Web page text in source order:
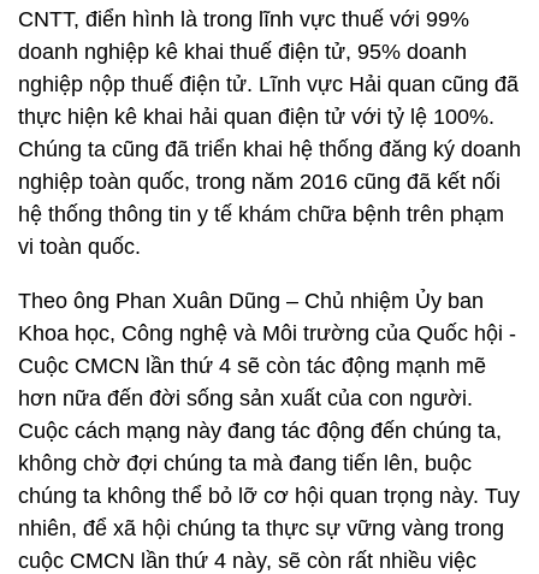
CNTT, điển hình là trong lĩnh vực thuế với 99%
doanh nghiệp kê khai thuế điện tử, 95% doanh
nghiệp nộp thuế điện tử. Lĩnh vực Hải quan cũng đã
thực hiện kê khai hải quan điện tử với tỷ lệ 100%.
Chúng ta cũng đã triển khai hệ thống đăng ký doanh
nghiệp toàn quốc, trong năm 2016 cũng đã kết nối
hệ thống thông tin y tế khám chữa bệnh trên phạm
vi toàn quốc.
Theo ông Phan Xuân Dũng – Chủ nhiệm Ủy ban
Khoa học, Công nghệ và Môi trường của Quốc hội -
Cuộc CMCN lần thứ 4 sẽ còn tác động mạnh mẽ
hơn nữa đến đời sống sản xuất của con người.
Cuộc cách mạng này đang tác động đến chúng ta,
không chờ đợi chúng ta mà đang tiến lên, buộc
chúng ta không thể bỏ lỡ cơ hội quan trọng này. Tuy
nhiên, để xã hội chúng ta thực sự vững vàng trong
cuộc CMCN lần thứ 4 này, sẽ còn rất nhiều việc